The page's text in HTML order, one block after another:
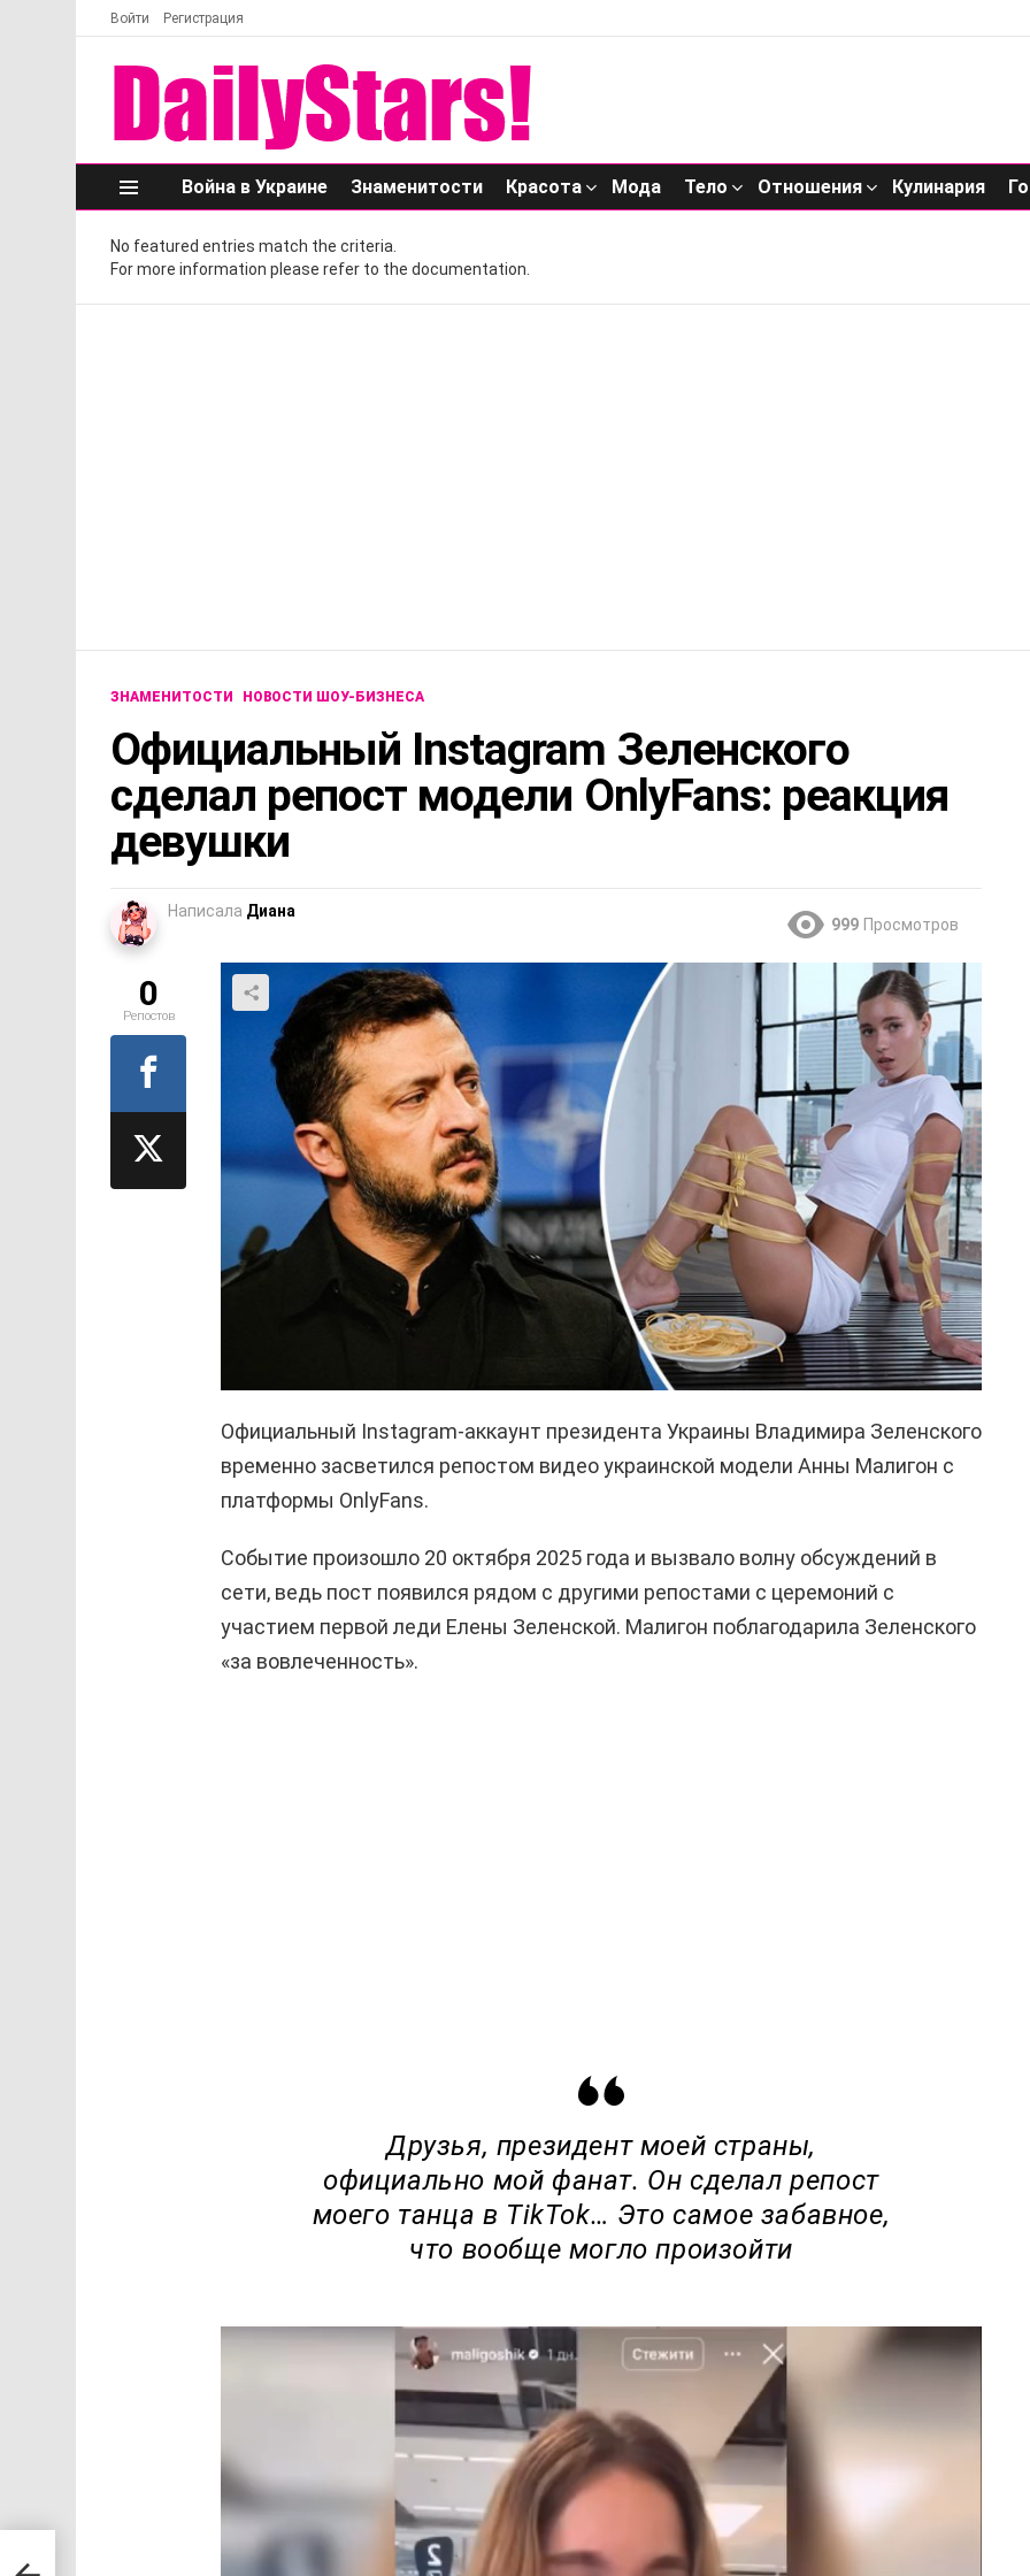
Войти Регистрация
Меню
Война в Украине Знаменитости Красота Мода Тело Отношения Кулинария
No featured entries match the criteria.
For more information please refer to the documentation.
ЗНАМЕНИТОСТИ НОВОСТИ ШОУ-БИЗНЕСА
Официальный Instagram Зеленского
сделал репост модели OnlyFans: реакция
девушки
Написала Диана
999 Просмотров
Официальный Instagram-аккаунт президента Украины Владимира Зеленского
временно засветился репостом видео украинской модели Анны Малигон с
платформы OnlyFans.
Событие произошло 20 октября 2025 года и вызвало волну обсуждений в
сети, ведь пост появился рядом с другими репостами с церемоний с
участием первой леди Елены Зеленской. Малигон поблагодарила Зеленского
«за вовлеченность».
Друзья, президент моей страны,
официально мой фанат. Он сделал репост
моего танца в TikTok… Это самое забавное,
что вообще могло произойти
В
о
п
л
0
Репостов